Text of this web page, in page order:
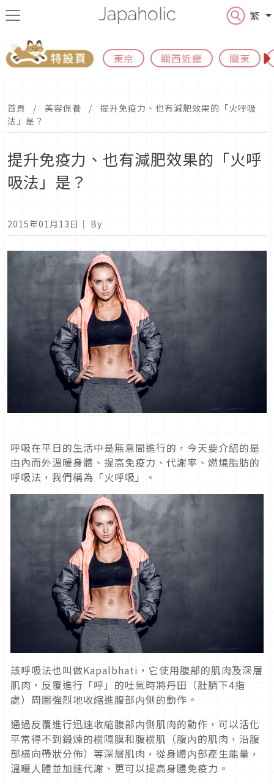
繁
東京 關西近畿 關東
首頁 美容保養
提升免疫力、也有減肥效果的「火呼吸
法」是？
提升免疫力、也有減肥效果的「火呼
吸法」是？
2015年01月13日 ｜ By
呼吸在平日的生活中是無意間進行的，今天要介紹的是
由內而外溫暖身體、提高免疫力、代謝率、燃燒脂肪的
呼吸法，我們稱為「火呼吸」。
該呼吸法也叫做Kapalbhati，它使用腹部的肌肉及深層
肌肉，反覆進行「呼」的吐氣時將丹田（肚臍下4指
處）周圍強烈地收縮進腹部内側的動作。
通過反覆進行迅速收縮腹部内側肌肉的動作，可以活化
平常得不到鍛煉的横隔膜和腹横肌（腹内的肌肉，沿腹
部橫向帶狀分佈）等深層肌肉，從身體内部產生能量，
溫暖人體並加速代謝、更可以提高身體免疫力。